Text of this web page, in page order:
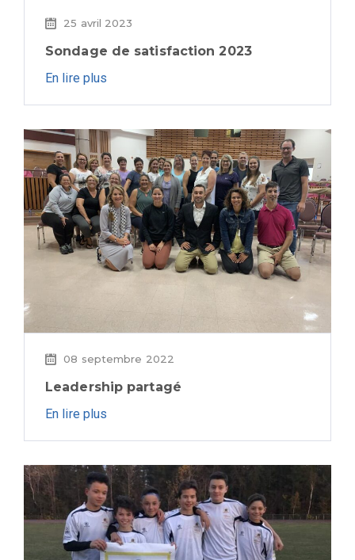
25 avril 2023
Sondage de satisfaction 2023
En lire plus
08 septembre 2022
Leadership partagé
En lire plus